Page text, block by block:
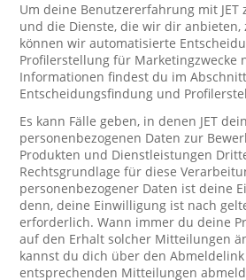
Um deine Benutzererfahrung mit JET
und die Dienste, die wir dir anbieten,
können wir automatisierte
Profilerstellung für Marketingzwecke
Informationen findest du im
Entscheidungsfindung und
Es kann Fälle geben, in denen JET
personenbezogenen Daten zur
Produkten und Dienstleistungen
Rechtsgrundlage für diese
personenbezogener Daten ist deine
denn, deine Einwilligung ist nach
erforderlich. Wann immer du deine
auf den Erhalt solcher Mitteilungen
kannst du dich über den
entsprechenden Mitteilungen